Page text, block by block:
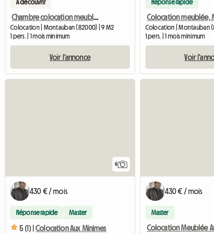
A découvrir
Chambre colocation meuble montauban - proche université
Colocation | Montauban (82000) | 9 M2
1 pers. | 1 mois minimum
Voir l'annonce
Réponse rapide
Colocation | Montauban
1 pers. | 1 mois minimum
Voir
6
430 € / mois
Réponse rapide Master
5 (1) | Colocation Aux Minimes
430 € / mois
Master